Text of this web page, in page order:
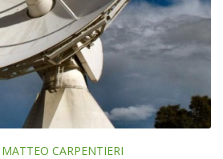
MATTEO CARPENTIERI